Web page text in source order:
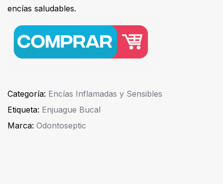
encías saludables.
Categoría: Encías Inflamadas y Sensibles
Etiqueta: Enjuague Bucal
Marca: Odontoseptic